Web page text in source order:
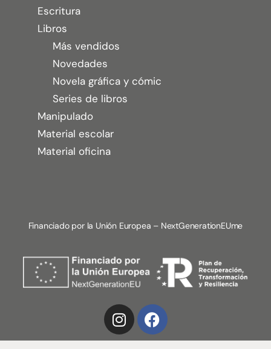
Escritura
Libros
Más vendidos
Novedades
Novela gráfica y cómic
Series de libros
Manipulado
Material escolar
Material oficina
Financiado por la Unión Europea – NextGenerationEUme